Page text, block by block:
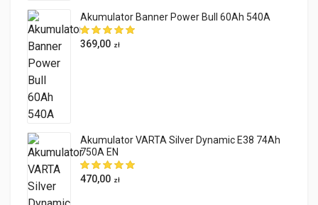
Akumulator Banner Power Bull 60Ah 540A
369,00 zł
Akumulator VARTA Silver Dynamic E38 74Ah
750A EN
470,00 zł